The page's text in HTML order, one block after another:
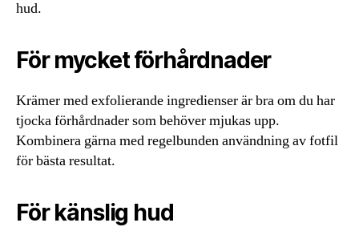
hud.
För mycket förhårdnader
Krämer med exfolierande ingredienser är bra om du har
tjocka förhårdnader som behöver mjukas upp.
Kombinera gärna med regelbunden användning av fotfil
för bästa resultat.
För känslig hud